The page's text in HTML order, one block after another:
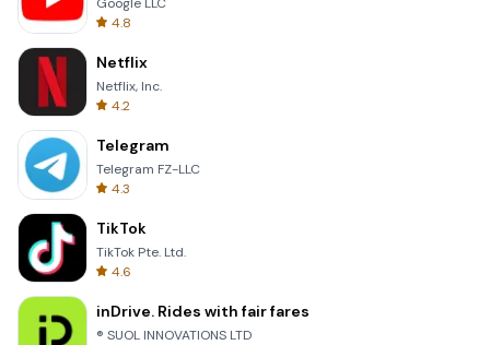
4.8
Netflix
Netflix, Inc.
4.2
Telegram
Telegram FZ-LLC
4.3
TikTok
TikTok Pte. Ltd.
4.6
inDrive. Rides with fair fares
® SUOL INNOVATIONS LTD